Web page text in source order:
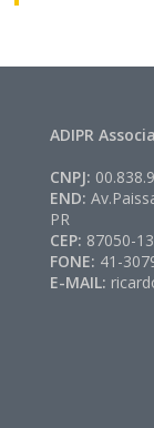
ADIPR
CNPJ:
END:
PR
CEP: 87050-
FONE: 41-
E-MAIL: